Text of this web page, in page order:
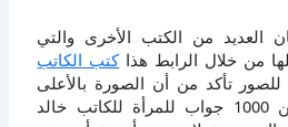
العديد من الكتب الأخرى والتي
من خلال الرابط هذاكتب الكاتب
للصور تأكد من أن الصورة بالأعلى
هي صورة كتاب أكثر من 1000 جواب للمرأة للكاتب خالد